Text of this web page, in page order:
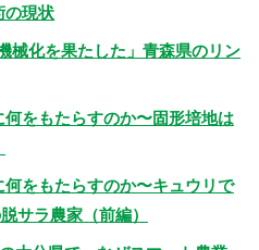
の現状
械化を果たした」青森県のリン
をもたらすのか〜固形培地は
をもたらすのか〜キュウリで
サラ農家（前編）